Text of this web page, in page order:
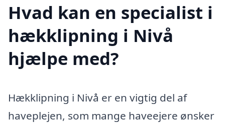
Hvad kan en specialist i
hækklipning i Nivå
hjælpe med?
Hækklipning i Nivå er en vigtig del af
haveplejen, som mange haveejere ønsker